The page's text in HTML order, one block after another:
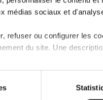
médias sociaux et
refuser ou configurer les
du site. Une
fonctionnalités (ex :
personnalisation de